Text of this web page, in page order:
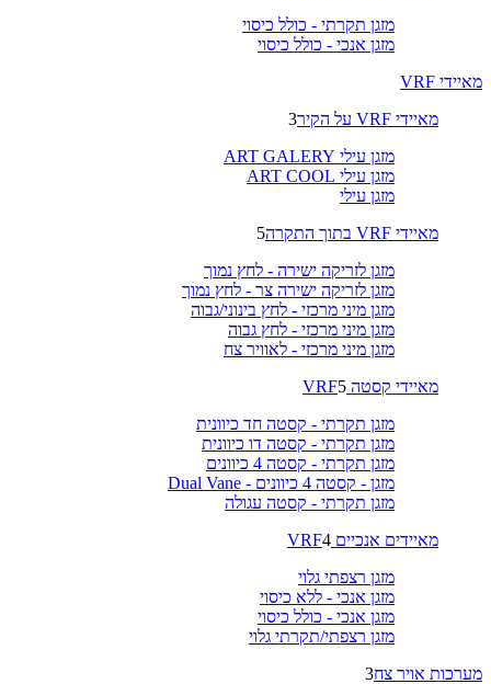
מזגן תקרתי - כולל כיסוי
מזגן אנכי - כולל כיסוי
מאיידי VRF
מאיידי VRF על הקיר
3
מזגן עילי ART GALERY
מזגן עילי ART COOL
מזגן עילי
מאיידי VRF בתוך התקרה
5
מזגן לזריקה ישירה - לחץ נמוך
מזגן לזריקה ישירה צר - לחץ נמוך
מזגן מיני מרכזי - לחץ בינוני/גבוה
מזגן מיני מרכזי - לחץ גבוה
מזגן מיני מרכזי - לאוויר צח
מאיידי קסטה VRF 5
מזגן תקרתי - קסטה חד כיוונית
מזגן תקרתי - קסטה דו כיוונית
מזגן תקרתי - קסטה 4 כיוונים
מזגן - קסטה 4 כיוונים - Dual Vane
מזגן תקרתי - קסטה עגולה
מאיידים אנכיים VRF 4
מזגן רצפתי גלוי
מזגן אנכי - ללא כיסוי
מזגן אנכי - כולל כיסוי
מזגן רצפתי/תקרתי גלוי
מערכות אויר צח3